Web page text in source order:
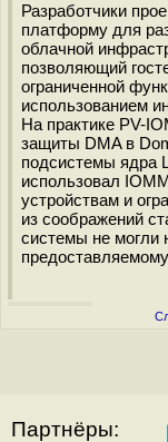
Разработчики
платформу для
облачной
позволяющий
ограниченной
использованием
На практике PV-
защиты DMA в
подсистемы ядра
использовал
устройствам и
из соображений
системы не могли
Партнёры: